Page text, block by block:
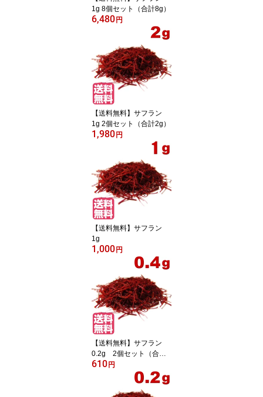
1g 8個セット（合計8g）
6,480円
【送料無料】サフラン
1g 2個セット（合計2g）
1,980円
【送料無料】サフラン
1g
1,000円
【送料無料】サフラン
0.2g 2個セット（合計
0.4g）
610円